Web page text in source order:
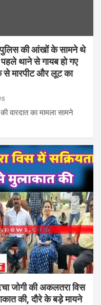
की आंखों के सामने थे
थाने से गायब हो गए
से मारपीट और लूट का
वारदात का मामला सामने
की अकलतरा विस
की, दौरे के बड़े मायने